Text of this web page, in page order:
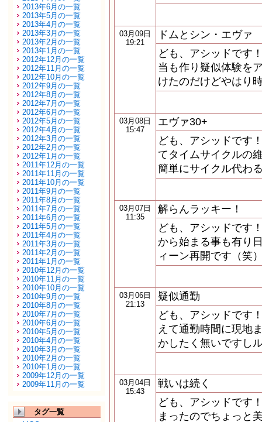
2013年6月の一覧
2013年5月の一覧
2013年4月の一覧
2013年3月の一覧
2013年2月の一覧
2013年1月の一覧
2012年12月の一覧
2012年11月の一覧
2012年10月の一覧
2012年9月の一覧
2012年8月の一覧
2012年7月の一覧
2012年6月の一覧
2012年5月の一覧
2012年4月の一覧
2012年3月の一覧
2012年2月の一覧
2012年1月の一覧
2011年12月の一覧
2011年11月の一覧
2011年10月の一覧
2011年9月の一覧
2011年8月の一覧
2011年7月の一覧
2011年6月の一覧
2011年5月の一覧
2011年4月の一覧
2011年3月の一覧
2011年2月の一覧
2011年1月の一覧
2010年12月の一覧
2010年11月の一覧
2010年10月の一覧
2010年9月の一覧
2010年8月の一覧
2010年7月の一覧
2010年6月の一覧
2010年5月の一覧
2010年4月の一覧
2010年3月の一覧
2010年2月の一覧
2010年1月の一覧
2009年12月の一覧
2009年11月の一覧
タグ一覧
03月09日
19:21
ドムとシン・エヴァ
ども、アシッドです
当も作り疑似体験を
けたのだけどやはり
03月08日
15:47
エヴァ30+
ども、アシッドです
てタイムサイクルの
簡単にサイクル代わ
03月07日
11:35
解らんラッキー！
ども、アシッドです
から始まる事も有り
ィーン再開です（笑
03月06日
21:13
疑似通勤
ども、アシッドです
えて通勤時間に現地
かしたく無いですし
03月04日
15:43
戦いは続く
ども、アシッドです
まったのでちょっと